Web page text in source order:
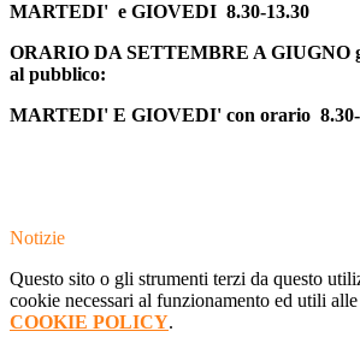
MARTEDI' e GIOVEDI 8.30-13.30
ORARIO DA SETTEMBRE A GIUGNO
al pubblico:
MARTEDI' E GIOVEDI' con orario
Notizie
Questo sito o gli strumenti terzi da questo
cookie necessari al funzionamento ed utili
COOKIE POLICY.